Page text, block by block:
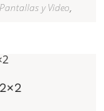
Pantallas y Video,